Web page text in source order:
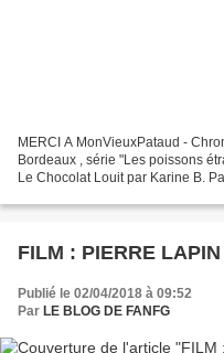
MERCI A MonVieuxPataud -
Bordeaux , série "Les poissons
Le Chocolat Louit par Karine B.
FILM : PIERRE
Publié le 02/04/2018 à 09:52
Par LE BLOG DE FANFG